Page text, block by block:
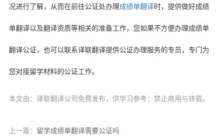
况进行了解，从而在前往公证处办理成绩单翻译时，提供做好成绩
单翻译以及翻译资质等相关的准备工作，您如果不方便办理成绩单
翻译公证，也可以联系译联翻译提供公证办理服务的专员，专门为
您对接留学材料的公证工作。
本文由：译联翻译公司免费发布，供学习参考：禁止商用与转载。
上一篇： 留学成绩单翻译需要公证吗